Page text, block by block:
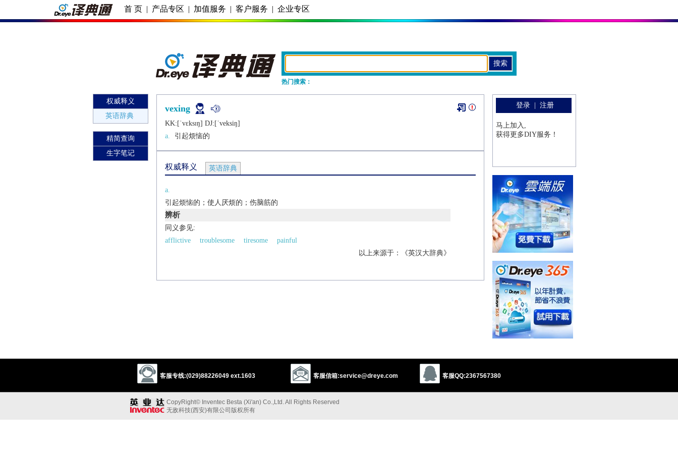
首 页 | 产品专区 | 加值服务 | 客户服务 | 企业专区
热门搜索：
权威释义
英语辞典
精简查询
生字笔记
vexing
KK:[ˈvɛksɪŋ] DJ:[ˈvеksiŋ]
a.
引起烦恼的
权威释义 英语辞典
a.
引起烦恼的；使人厌烦的；伤脑筋的
辨析
同义参见:
afflictive
troublesome tiresome
painful
以上来源于：《英汉大辞典》
客服专线:(029)88226049 ext.1603 客服信箱:service@dreye.com 客服QQ:2367567380
CopyRight© Inventec Besta (Xi'an) Co.,Ltd. All Rights Reserved
无敌科技(西安)有限公司版权所有